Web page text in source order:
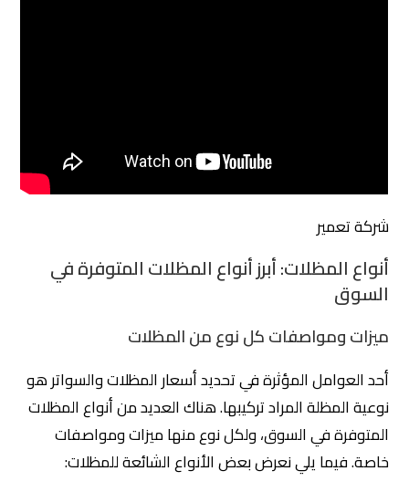
شركة تعمير
أنواع المظلات: أبرز أنواع المظلات المتوفرة في
السوق
ميزات ومواصفات كل نوع من المظلات
أحد العوامل المؤثرة في تحديد أسعار المظلات والسواتر هو
نوعية المظلة المراد تركيبها. هناك العديد من أنواع المظلات
المتوفرة في السوق، ولكل نوع منها ميزات ومواصفات
خاصة. فيما يلي نعرض بعض الأنواع الشائعة للمظلات: